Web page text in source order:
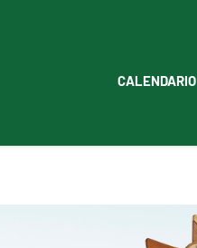
CALENDARIO